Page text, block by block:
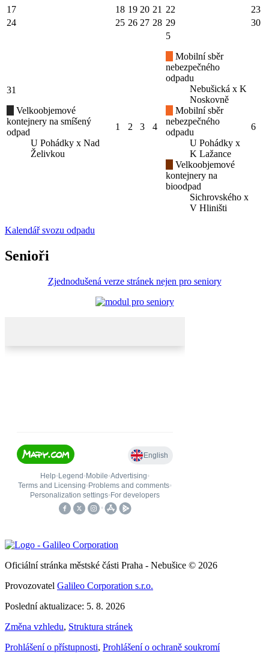
17 18 19 20 21 22
23
24
25 26 27 28 29 30
31
Velkoobjemové
kontejnery na smíšený
odpad
U Pohádky x Nad
Želivkou
1 2 3 4
5
Mobilní sběr
nebezpečného
odpadu
Nebušická x K
Noskovně
Mobilní sběr
nebezpečného
odpadu
U Pohádky x
K Lažance
Velkoobjemové
kontejnery na
bioodpad
Sichrovského x
V Hliništi
6
Kalendář svozu odpadu
Senioři
Zjednodušená verze stránek nejen pro seniory
Oficiální stránka městské části Praha - Nebušice © 2026
Provozovatel Galileo Corporation s.r.o.
Poslední aktualizace: 5. 8. 2026
Změna vzhledu, Struktura stránek
Prohlášení o přístupnosti, Prohlášení o ochraně soukromí